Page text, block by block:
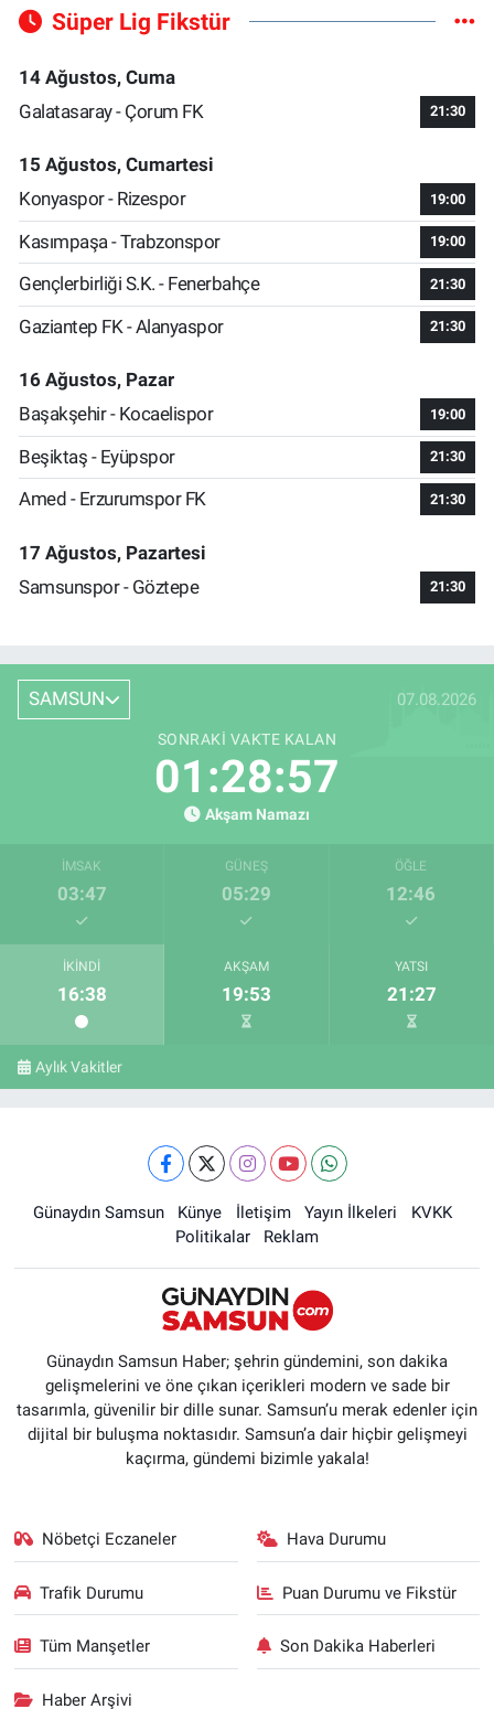
Süper Lig Fikstür
14 Ağustos, Cuma
Galatasaray - Çorum FK
21:30
15 Ağustos, Cumartesi
Konyaspor - Rizespor
19:00
Kasımpaşa - Trabzonspor 19:00
Gençlerbirliği S.K. - Fenerbahçe 21:30
Gaziantep FK - Alanyaspor 21:30
16 Ağustos, Pazar
Başakşehir - Kocaelispor
19:00
Beşiktaş - Eyüpspor 21:30
Amed - Erzurumspor FK 21:30
17 Ağustos, Pazartesi
Samsunspor - Göztepe
21:30
SAMSUN 07.08.2026
SONRAKI VAKTE KALAN
01:28:56
Akşam Namazı
İMSAK
03:47
GÜNEŞ
05:29
ÖĞLE
12:46
İKINDI
16:38
AKŞAM
19:53
YATSI
21:27
Aylık Vakitler
Günaydın Samsun Künye İletişim Yayın İlkeleri
KVKK
Politikalar
Reklam
Günaydın Samsun Haber; şehrin gündemini, son dakika
gelişmelerini ve öne çıkan içerikleri modern ve sade bir
tasarımla, güvenilir bir dille sunar. Samsun’u merak edenler için
dijital bir buluşma noktasıdır. Samsun’a dair hiçbir gelişmeyi
kaçırma, gündemi bizimle yakala!
Nöbetçi Eczaneler Hava Durumu
Trafik Durumu Puan Durumu ve Fikstür
Tüm Manşetler Son Dakika Haberleri
Haber Arşivi